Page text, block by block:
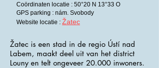
Coördinaten locatie : 50°20 N 13°33 O
GPS parking : nám. Svobody
Website locatie : Žatec
Žatec is een stad in de regio Ústí nad
Labem, maakt deel uit van het district
Louny en telt ongeveer 20.000 inwoners.